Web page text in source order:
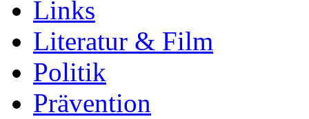
Links
Literatur & Film
Politik
Prävention